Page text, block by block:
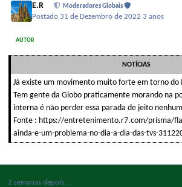
E.R Moderadores Globais
Postado 31 de Dezembro de 2022 3 anos
AUTOR
NOTÍCIAS
Já existe um movimento muito forte em torno do
Tem gente da Globo praticamente morando na
interna é não perder essa parada de jeito
Fonte : https://entretenimento.r7.com/prisma/
ainda-e-um-problema-no-dia-a-dia-das-tvs-
2 semanas depois...